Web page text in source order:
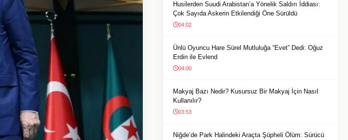
Husilerden Suudi Arabistan’a Yönelik Saldırı İddiası:
Çok Sayıda Askerin Etkilendiği Öne Sürüldü
04:02
Ünlü Oyuncu Hare Sürel Mutluluğa “Evet” Dedi: Oğuz
Erdin ile Evlend
04:00
Makyaj Bazı Nedir? Kusursuz Bir Makyaj İçin Nasıl
Kullanılır?
03:53
Niğde’de Park Halindeki Araçta Şüpheli Ölüm: Sürücü